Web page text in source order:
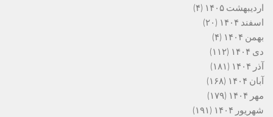
اردیبهشت ۱۴۰۵
(۴)
اسفند ۱۴۰۴
(۲۰)
بهمن ۱۴۰۴
(۴)
دی ۱۴۰۴
(۱۱۲)
آذر ۱۴۰۴
(۱۸۱)
آبان ۱۴۰۴
(۱۶۸)
مهر ۱۴۰۴
(۱۷۹)
شهریور ۱۴۰۴
(۱۹۱)